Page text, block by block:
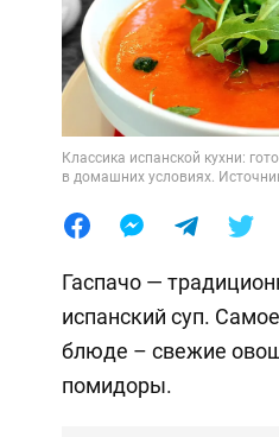
Классика испанской кухни:
в домашних условиях.
Гаспачо —
испанский суп.
блюде – свежие
помидоры.